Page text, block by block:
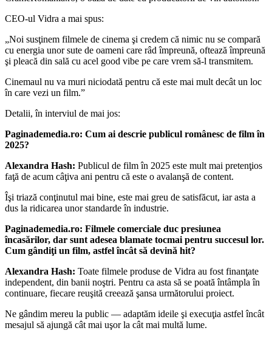
CEO-ul Vidra a mai spus:
„Noi susţinem filmele de cinema şi credem că nimic nu se compară
cu energia unor sute de oameni care râd împreună, oftează împreună
şi pleacă din sală cu acel good vibe pe care vrem să-l transmitem.
Cinemaul nu va muri niciodată pentru că este mai mult decât un loc
în care vezi un film.”
Detalii, în interviul de mai jos:
Paginademedia.ro: Cum ai descrie publicul românesc de film în
2025?
Alexandra Hash: Publicul de film în 2025 este mult mai pretenţios
faţă de acum câţiva ani pentru că este o avalanşă de content.
Îşi triază conţinutul mai bine, este mai greu de satisfăcut, iar asta a
dus la ridicarea unor standarde în industrie.
Paginademedia.ro: Filmele comerciale duc presiunea
încasărilor, dar sunt adesea blamate tocmai pentru succesul lor.
Cum gândiţi un film, astfel încât să devină hit?
Alexandra Hash: Toate filmele produse de Vidra au fost finanţate
independent, din banii noştri. Pentru ca asta să se poată întâmpla în
continuare, fiecare reuşită creează şansa următorului proiect.
Ne gândim mereu la public — adaptăm ideile şi execuţia astfel încât
mesajul să ajungă cât mai uşor la cât mai multă lume.